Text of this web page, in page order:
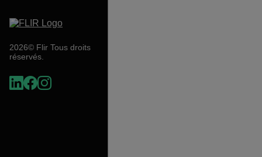
2026© Flir Tous droits
réservés.